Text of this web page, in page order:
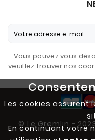
Les cookies assurent
En continuant votre
Vous pouvez vous
veuillez trouver nos
© Le Gremlin -